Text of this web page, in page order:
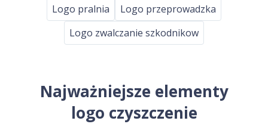
Logo pralnia
Logo przeprowadzka
Logo zwalczanie szkodnikow
Najważniejsze elementy
logo czyszczenie